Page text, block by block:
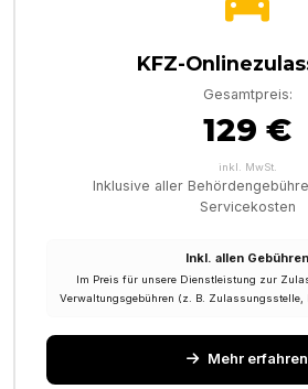
KFZ-
Gesamtpreis:
129 €
inkl. MwSt.
Inklusive aller
Servicekosten
Inkl. allen Gebühren
Im Preis für unsere Dienstleistung zur
Verwaltungsgebühren (z. B. Zulassungsstelle,
Mehr erfahren